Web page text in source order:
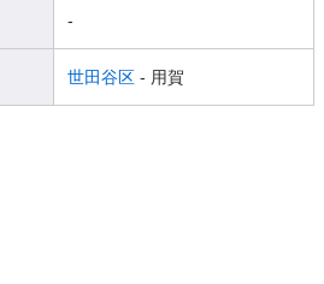
-
世田谷区 - 用賀